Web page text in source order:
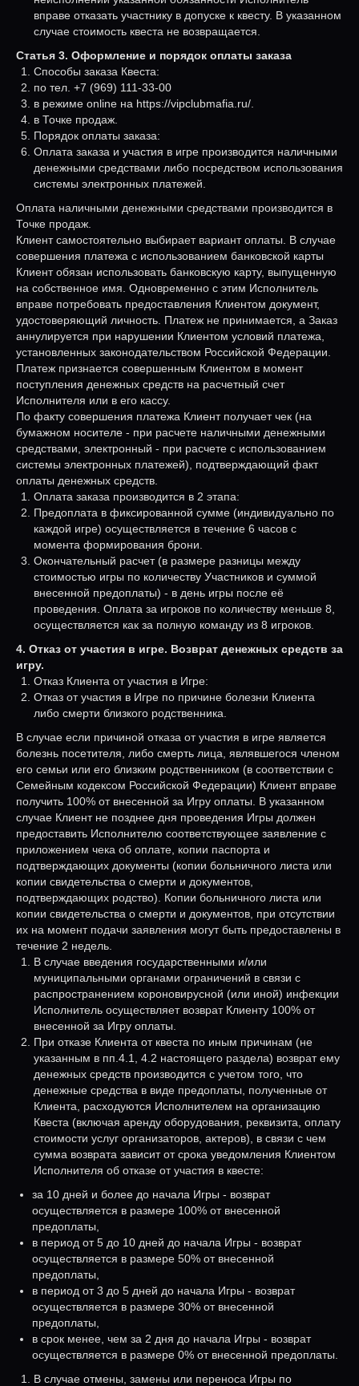
вправе отказать участнику в допуске к квесту. В указанном
случае стоимость квеста не возвращается.
Статья 3. Оформление и порядок оплаты заказа
Способы заказа Квеста:
по тел. +7 (969) 111-33-00
в режиме online на https://vipclubmafia.ru/.
в Точке продаж.
Порядок оплаты заказа:
Оплата заказа и участия в игре производится наличными
денежными средствами либо посредством использования
системы электронных платежей.
Оплата наличными денежными средствами производится в
Точке продаж.
Клиент самостоятельно выбирает вариант оплаты. В случае
совершения платежа с использованием банковской карты
Клиент обязан использовать банковскую карту, выпущенную
на собственное имя. Одновременно с этим Исполнитель
вправе потребовать предоставления Клиентом документ,
удостоверяющий личность. Платеж не принимается, а Заказ
аннулируется при нарушении Клиентом условий платежа,
установленных законодательством Российской Федерации.
Платеж признается совершенным Клиентом в момент
поступления денежных средств на расчетный счет
Исполнителя или в его кассу.
По факту совершения платежа Клиент получает чек (на
бумажном носителе - при расчете наличными денежными
средствами, электронный - при расчете с использованием
системы электронных платежей), подтверждающий факт
оплаты денежных средств.
Оплата заказа производится в 2 этапа:
Предоплата в фиксированной сумме (индивидуально по
каждой игре) осуществляется в течение 6 часов с
момента формирования брони.
Окончательный расчет (в размере разницы между
стоимостью игры по количеству Участников и суммой
внесенной предоплаты) - в день игры после её
проведения. Оплата за игроков по количеству меньше 8,
осуществляется как за полную команду из 8 игроков.
4. Отказ от участия в игре. Возврат денежных средств за
игру.
Отказ Клиента от участия в Игре:
Отказ от участия в Игре по причине болезни Клиента
либо смерти близкого родственника.
В случае если причиной отказа от участия в игре является
болезнь посетителя, либо смерть лица, являвшегося членом
его семьи или его близким родственником (в соответствии с
Семейным кодексом Российской Федерации) Клиент вправе
получить 100% от внесенной за Игру оплаты. В указанном
случае Клиент не позднее дня проведения Игры должен
предоставить Исполнителю соответствующее заявление с
приложением чека об оплате, копии паспорта и
подтверждающих документы (копии больничного листа или
копии свидетельства о смерти и документов,
подтверждающих родство). Копии больничного листа или
копии свидетельства о смерти и документов, при отсутствии
их на момент подачи заявления могут быть предоставлены в
течение 2 недель.
В случае введения государственными и/или
муниципальными органами ограничений в связи с
распространением короновирусной (или иной) инфекции
Исполнитель осуществляет возврат Клиенту 100% от
внесенной за Игру оплаты.
При отказе Клиента от квеста по иным причинам (не
указанным в пп.4.1, 4.2 настоящего раздела) возврат ему
денежных средств производится с учетом того, что
денежные средства в виде предоплаты, полученные от
Клиента, расходуются Исполнителем на организацию
Квеста (включая аренду оборудования, реквизита, оплату
стоимости услуг организаторов, актеров), в связи с чем
сумма возврата зависит от срока уведомления Клиентом
Исполнителя об отказе от участия в квесте:
за 10 дней и более до начала Игры - возврат
осуществляется в размере 100% от внесенной
предоплаты,
в период от 5 до 10 дней до начала Игры - возврат
осуществляется в размере 50% от внесенной
предоплаты,
в период от 3 до 5 дней до начала Игры - возврат
осуществляется в размере 30% от внесенной
предоплаты,
в срок менее, чем за 2 дня до начала Игры - возврат
осуществляется в размере 0% от внесенной предоплаты.
В случае отмены, замены или переноса Игры по